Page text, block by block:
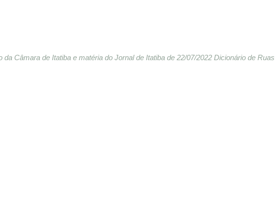
Câmara de Itatiba e matéria do Jornal de Itatiba de 22/07/2022 Dicionário de Ruas